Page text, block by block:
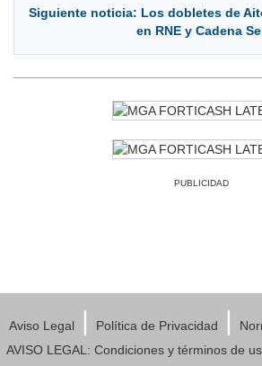
Siguiente noticia: Los dobletes de
en RNE y Cadena
PUBLICIDAD
Aviso Legal | Política de Privacidad |
AVISO LEGAL: Condiciones y términos de